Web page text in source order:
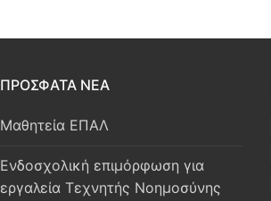
ΠΡΟΣΦΑΤΑ ΝΕΑ
Μαθητεία ΕΠΑΛ
Ενδοσχολική επιμόρφωση για
εργαλεία Τεχνητής Νοημοσύνης